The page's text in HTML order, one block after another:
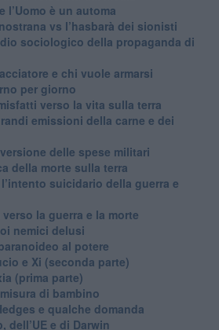
l’Uomo è un automa
vs l’hasbarà dei sionisti
sociologico della propaganda di
e chi vuole armarsi
per giorno
verso la vita sulla terra
emissioni della carne e dei
delle spese militari
della morte sulla terra
suicidario della guerra e
la guerra e la morte
nemici delusi
al potere
e Xi (seconda parte)
(prima parte)
di bambino
e qualche domanda
dell’UE e di Darwin